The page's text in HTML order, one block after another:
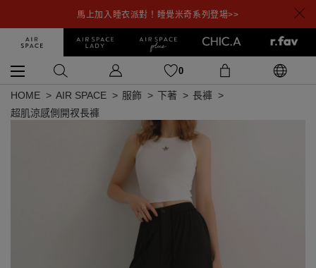
馬上加入睡衣派對！睡覺米奇系列登場>>
0
HOME AIR SPACE 服飾 下著
長褲
超肌涼感側開衩長褲